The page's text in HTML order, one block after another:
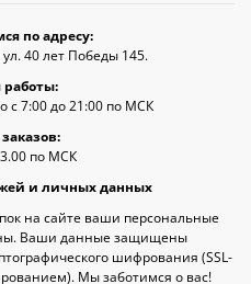
по адресу:
40 лет Победы 145.
с 7:00 до 21:00 по МСК
по МСК
и личных данных
на сайте ваши персональные
Ваши данные защищены
шифрования (SSL-
Мы заботимся о вас!